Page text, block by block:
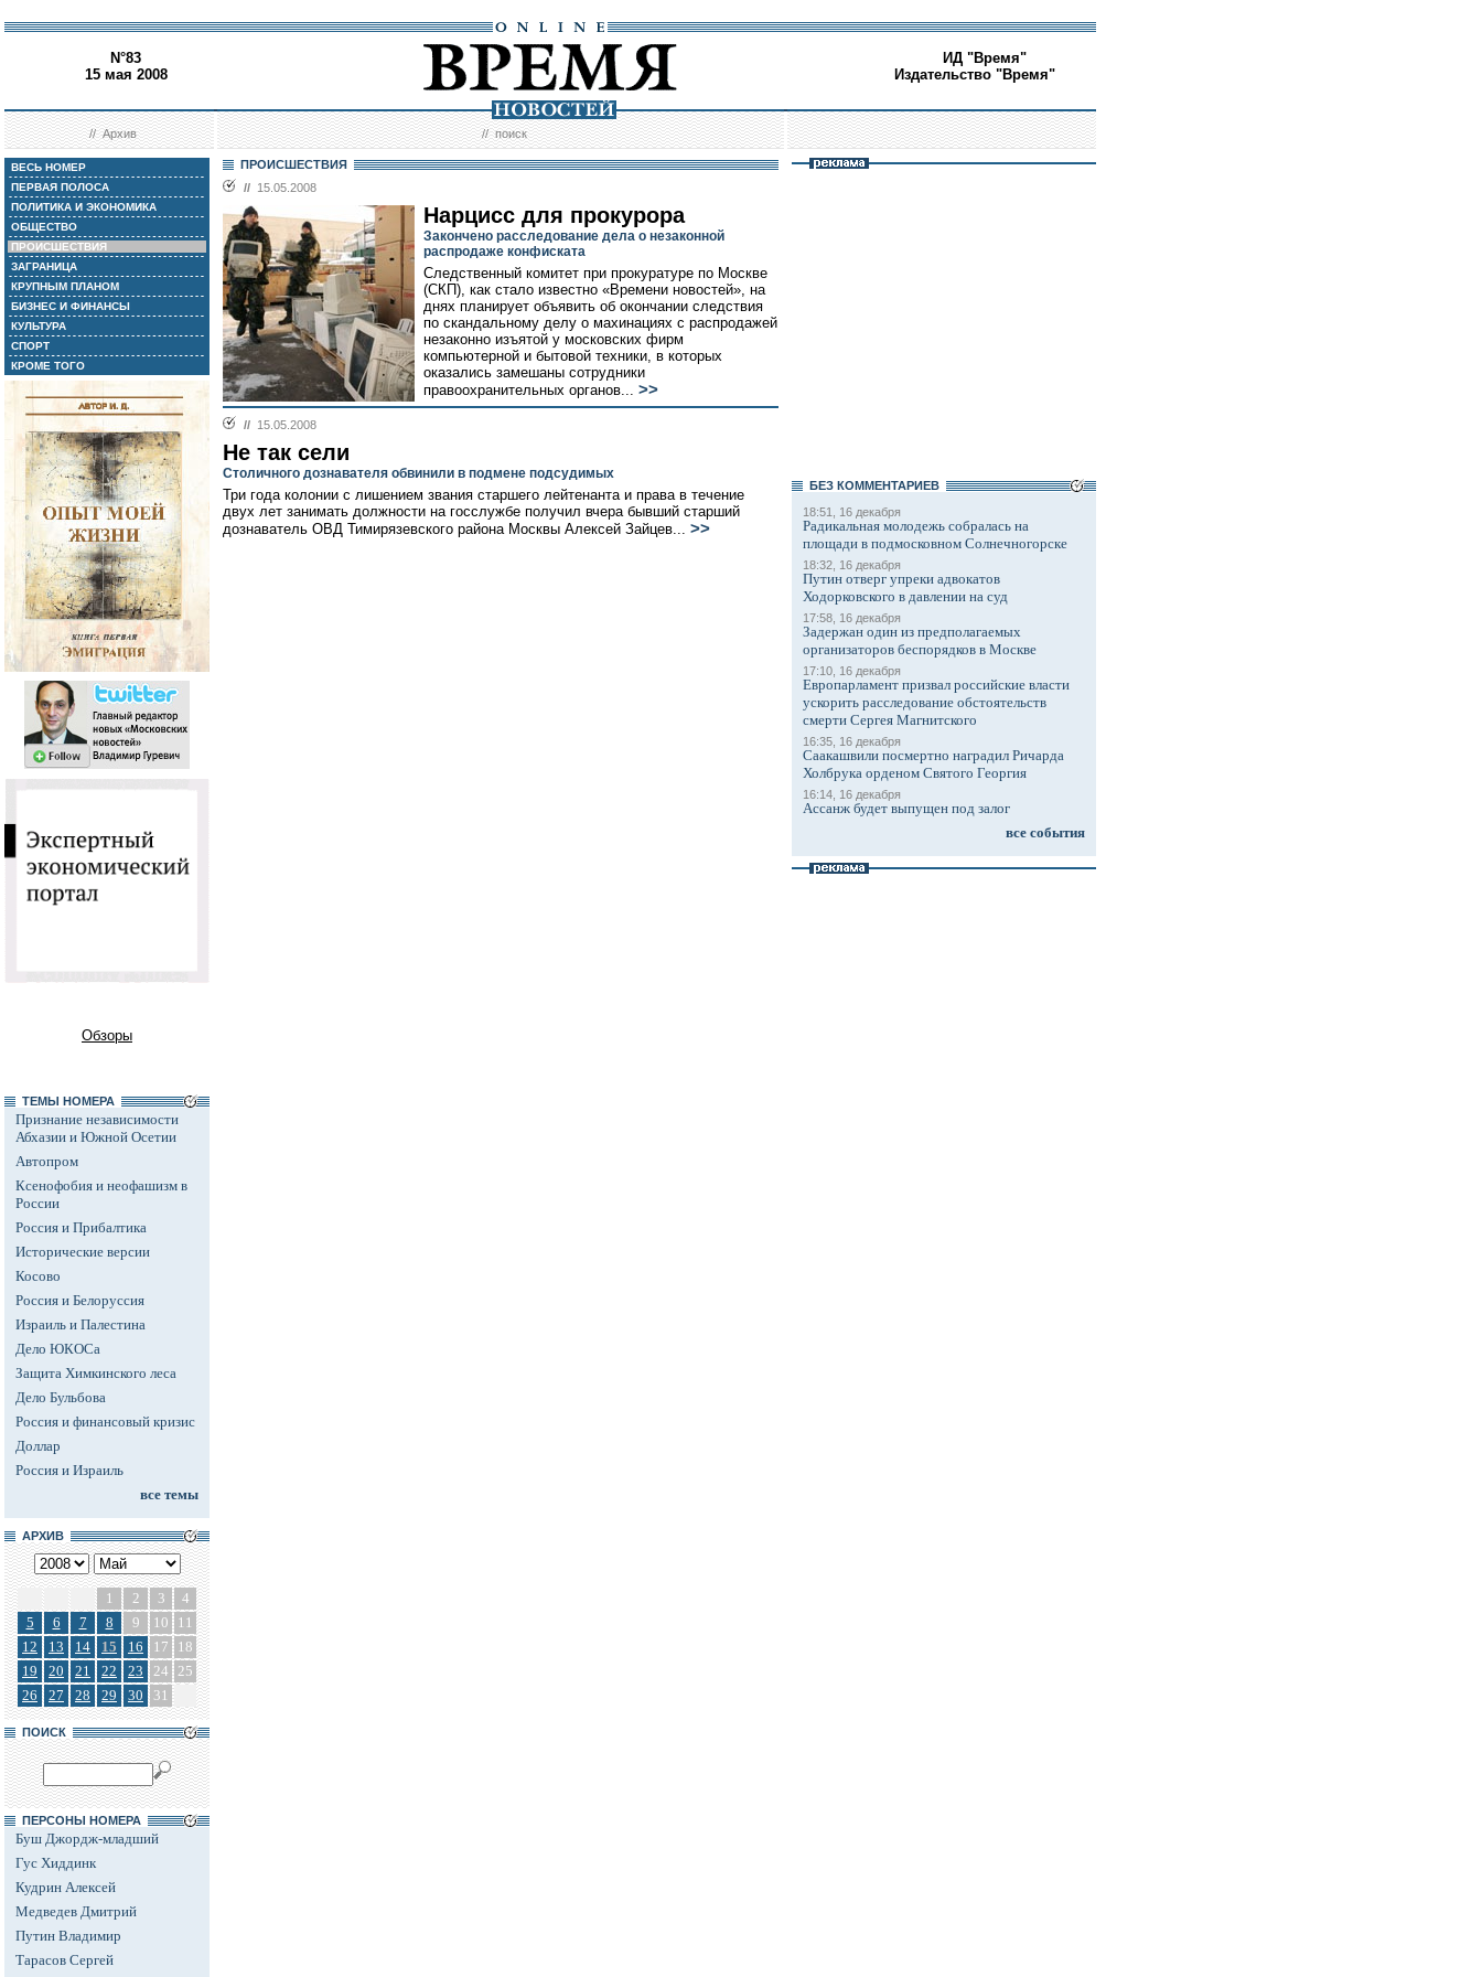
N°83
15 мая 2008
ИД "Время"
Издательство "Время"
//Архив //поиск
ВЕСЬ НОМЕР
ПЕРВАЯ ПОЛОСА
ПОЛИТИКА И ЭКОНОМИКА
ОБЩЕСТВО
ПРОИСШЕСТВИЯ
ЗАГРАНИЦА
КРУПНЫМ ПЛАНОМ
БИЗНЕС И ФИНАНСЫ
КУЛЬТУРА
СПОРТ
КРОМЕ ТОГО
Обзоры
ТЕМЫ НОМЕРА
Признание независимости
Абхазии и Южной Осетии
Автопром
Ксенофобия и неофашизм в
России
Россия и Прибалтика
Исторические версии
Косово
Россия и Белоруссия
Израиль и Палестина
Дело ЮКОСа
Защита Химкинского леса
Дело Бульбова
Россия и финансовый кризис
Доллар
Россия и Израиль
все темы
АРХИВ
1 2 3
4
5
6 7 8 9 10
11
12
13 14 15 16 17
18
19
20 21 22 23 24 25
26
27 28 29 30 31
ПОИСК
ПЕРСОНЫ НОМЕРА
Буш Джордж-младший
Гус Хиддинк
Кудрин Алексей
Медведев Дмитрий
Путин Владимир
Тарасов Сергей
ПРОИСШЕСТВИЯ
// 15.05.2008
Нарцисс для прокурора
Закончено расследование дела о незаконной
распродаже конфиската
Следственный комитет при прокуратуре по Москве
(СКП), как стало известно «Времени новостей», на
днях планирует объявить об окончании следствия
по скандальному делу о махинациях с распродажей
незаконно изъятой у московских фирм
компьютерной и бытовой техники, в которых
оказались замешаны сотрудники
правоохранительных органов... >>
// 15.05.2008
Не так сели
Столичного дознавателя обвинили в подмене подсудимых
Три года колонии с лишением звания старшего лейтенанта и права в течение
двух лет занимать должности на госслужбе получил вчера бывший старший
дознаватель ОВД Тимирязевского района Москвы Алексей Зайцев... >>
БЕЗ КОМMЕНТАРИЕВ
18:51, 16 декабря
Радикальная молодежь собралась на
площади в подмосковном Солнечногорске
18:32, 16 декабря
Путин отверг упреки адвокатов
Ходорковского в давлении на суд
17:58, 16 декабря
Задержан один из предполагаемых
организаторов беспорядков в Москве
17:10, 16 декабря
Европарламент призвал российские власти
ускорить расследование обстоятельств
смерти Сергея Магнитского
16:35, 16 декабря
Саакашвили посмертно наградил Ричарда
Холбрука орденом Святого Георгия
16:14, 16 декабря
Ассанж будет выпущен под залог
все события